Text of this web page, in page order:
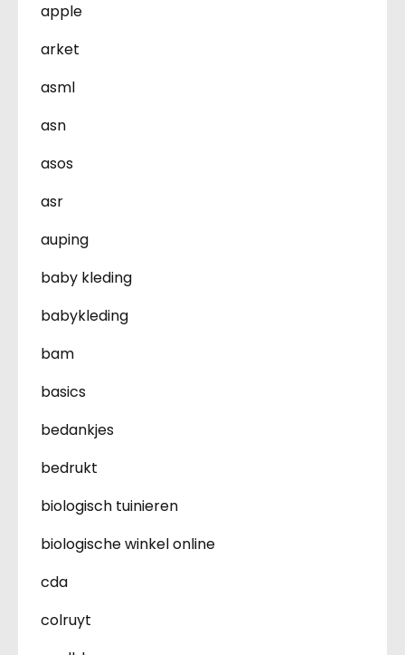
apple
arket
asml
asn
asos
asr
auping
baby kleding
babykleding
bam
basics
bedankjes
bedrukt
biologisch tuinieren
biologische winkel online
cda
colruyt